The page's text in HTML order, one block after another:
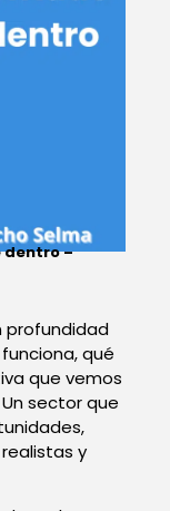
dentro –
profundidad
qué
que vemos
sector que
y